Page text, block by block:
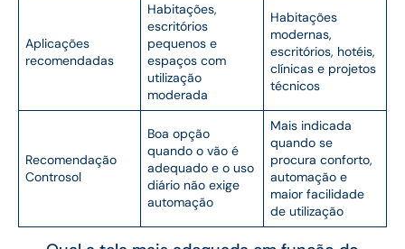
Aplicações
recomendadas
Habitações,
escritórios
pequenos e
espaços com
utilização
moderada
Habitações
modernas,
escritórios, hotéis,
clínicas e projetos
técnicos
Recomendação
Controsol
Boa opção
quando o vão é
adequado e o uso
diário não exige
automação
Mais indicada
quando se
procura conforto,
automação e
maior facilidade
de utilização